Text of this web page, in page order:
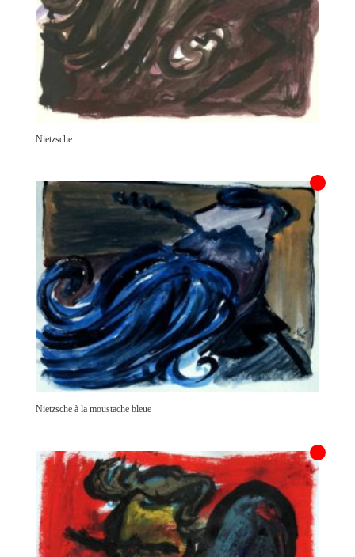
Nietzsche
Nietzsche à la moustache bleue